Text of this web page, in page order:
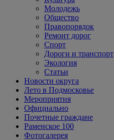
Молодежь
Общество
Правопорядок
Ремонт дорог
Спорт
Дороги и транспорт
Экология
Статьи
Новости округа
Лето в Подмосковье
Мероприятия
Официально
Почетные граждане
Раменское 100
Фотогалерея